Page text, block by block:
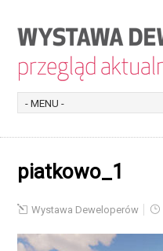
piatkowo_1
Wystawa Deweloperów